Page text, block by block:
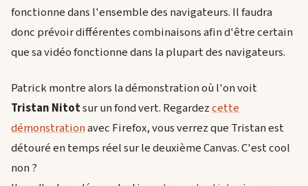
fonctionne dans l'ensemble des navigateurs. Il faudra
donc prévoir différentes combinaisons afin d'être certain
que sa vidéo fonctionne dans la plupart des navigateurs.
Patrick montre alors la démonstration où l'on voit
Tristan Nitotsur un fond vert. Regardezcette
démonstrationavec Firefox, vous verrez que Tristan est
détouré en temps réel sur le deuxième Canvas. C'est cool
non ?